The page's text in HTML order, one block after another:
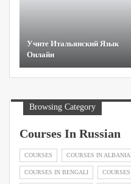
Учите Итальянский Язык
Онлайн
Browsing Category
Courses In Russian
COURSES COURSES IN
COURSES IN BENGALI